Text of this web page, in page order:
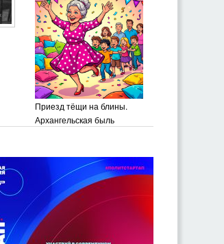
Приезд тёщи на блины.
Архангельская быль